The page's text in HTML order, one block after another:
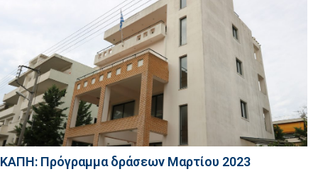
ΚΑΠΗ: Πρόγραμμα δράσεων Μαρτίου 2023